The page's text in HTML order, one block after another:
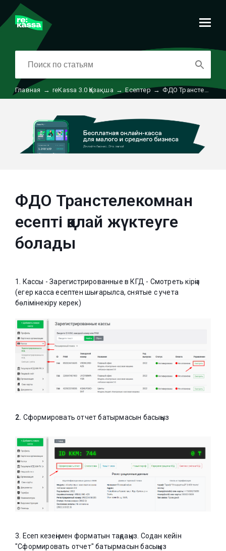
Главная → reKassa 3.0 Қазақша → Есептер→ ФДО Транстелекомнан есепті қалай жүктеуге болады
ФДО Транстелекомнан
есепті қалай жүктеуге
болады
1. Кассы - Зарегистрированные в КГД - Смотреть кірңіз
(егер касса есептен шығарылса, снятые с учета
бөлімінекіру керек)
2. Сформировать отчет батырмасын басыңыз
3. Есеп кезеңі мен форматын таңдаңыз. Содан кейін
"Сформировать отчет" батырмасын басыңыз